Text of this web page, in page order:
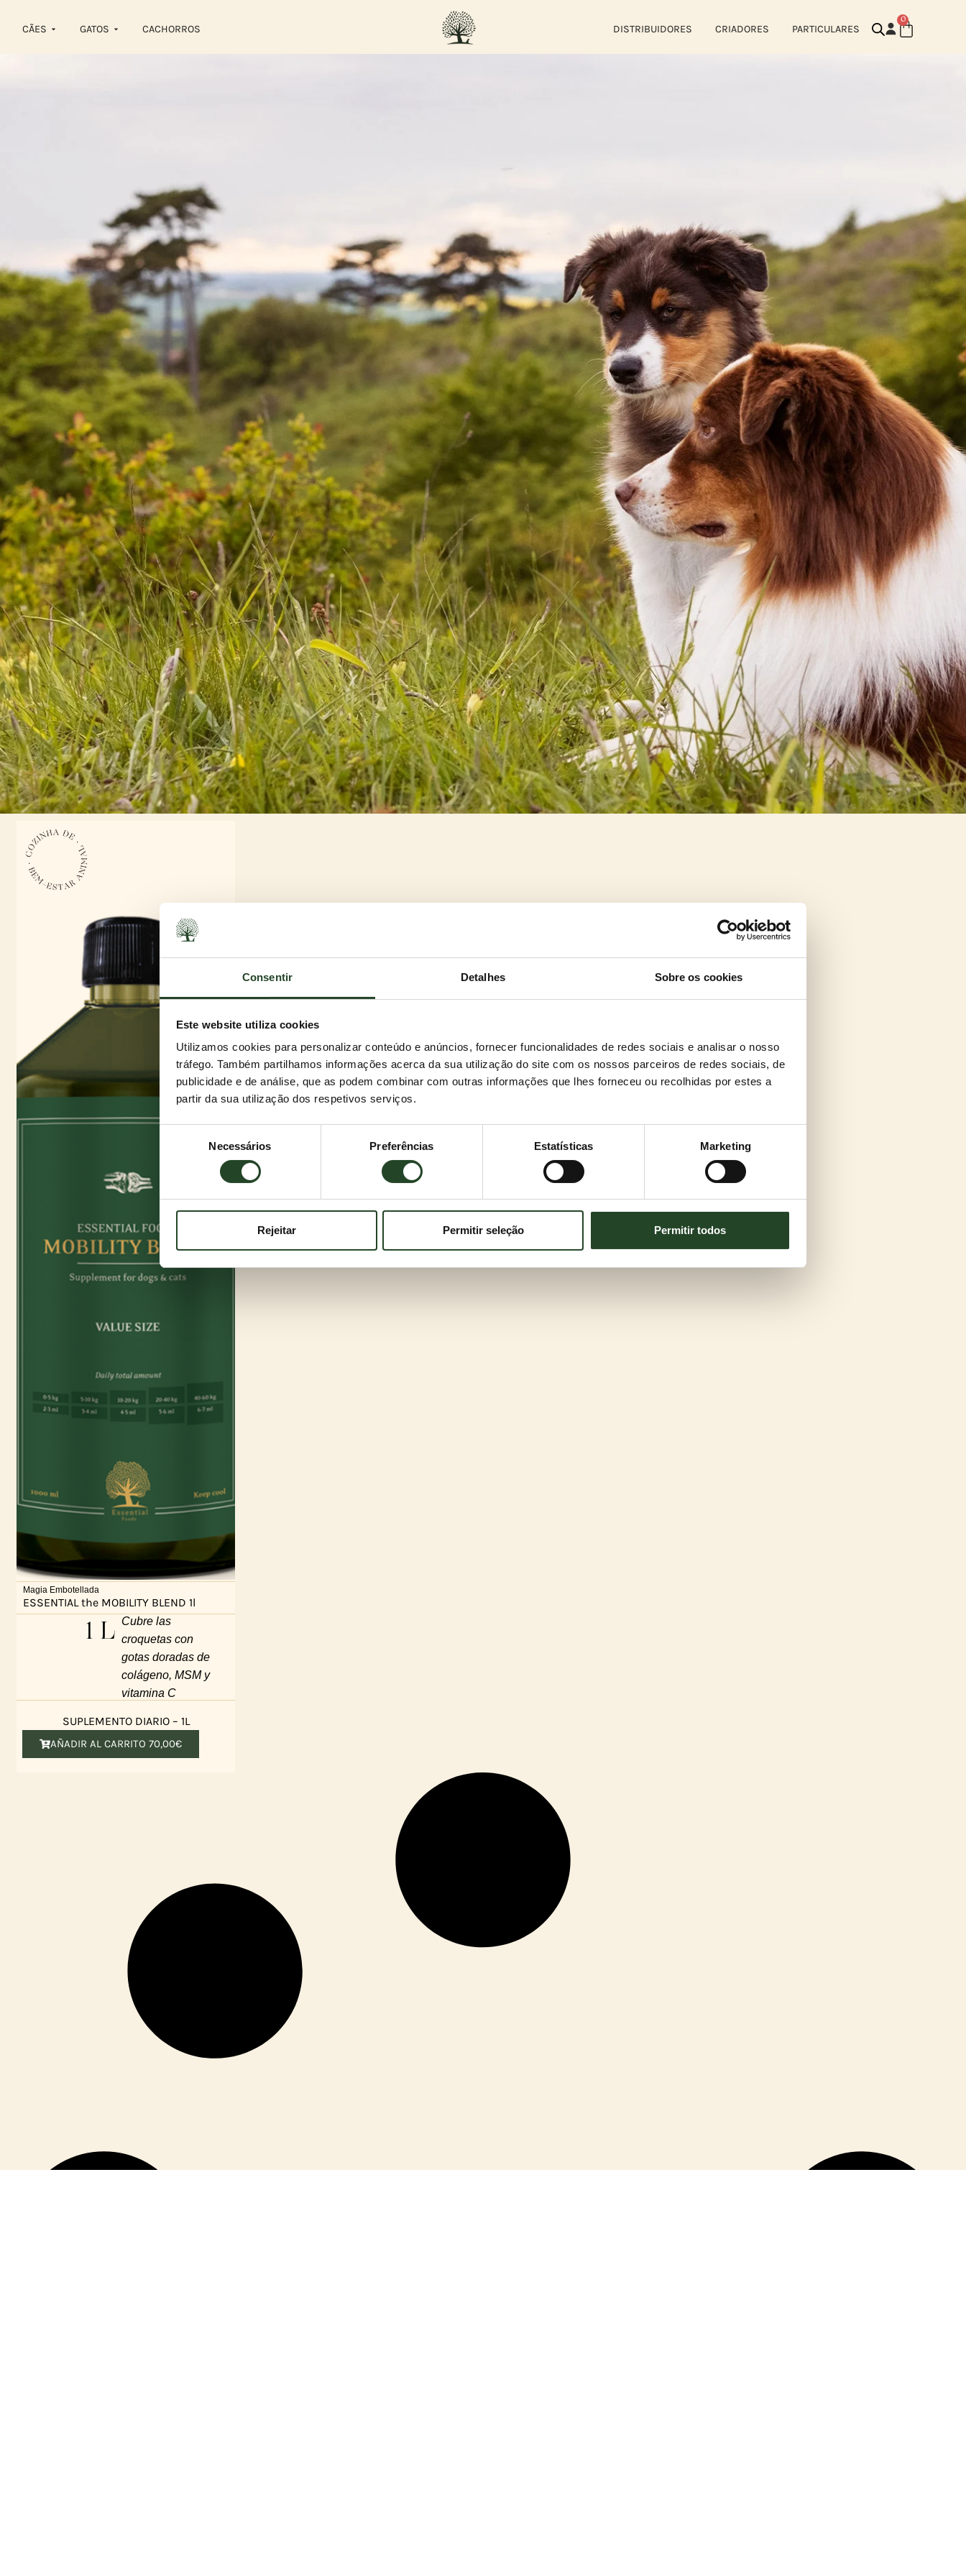
Consentir Detalhes Sobre os cookies
Este website utiliza cookies
Utilizamos cookies para personalizar conteúdo e anúncios, fornecer funcionalidades de redes sociais e analisar o nosso
tráfego. Também partilhamos informações acerca da sua utilização do site com os nossos parceiros de redes sociais, de
publicidade e de análise, que as podem combinar com outras informações que lhes forneceu ou recolhidas por estes a
partir da sua utilização dos respetivos serviços.
consentimento
Necessários Preferências Estatísticas Marketing
Rejeitar Permitir seleção Permitir todos
CÃES GATOS CACHORROS DISTRIBUIDORES CRIADORES PARTICULARES
0
Magia Embotellada
ESSENTIAL the MOBILITY BLEND 1l
1 L Cubre las
croquetas con
gotas doradas de
colágeno, MSM y
vitamina C
SUPLEMENTO DIARIO – 1L
AÑADIR AL CARRITO 70,00€